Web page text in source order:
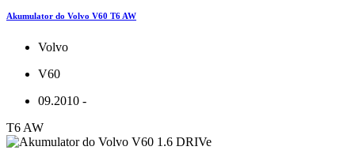
Akumulator do Volvo V60 T6 AW
Volvo
V60
09.2010 -
T6 AW